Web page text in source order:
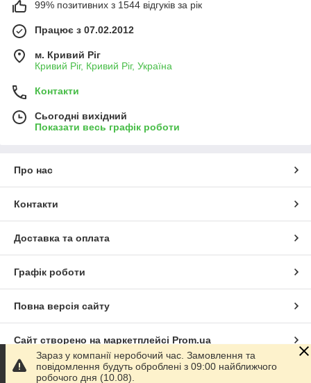
99% позитивних з 1544 відгуків за рік
Працює з 07.02.2012
м. Кривий Ріг
Кривий Ріг, Кривий Ріг, Україна
Контакти
Сьогодні вихідний
Показати весь графік роботи
Про нас
Контакти
Доставка та оплата
Графік роботи
Повна версія сайту
Сайт створено на маркетплейсі Prom.ua
Політика конфіденційності
Зараз у компанії неробочий час. Замовлення та
повідомлення будуть оброблені з 09:00 найближчого
робочого дня (10.08).